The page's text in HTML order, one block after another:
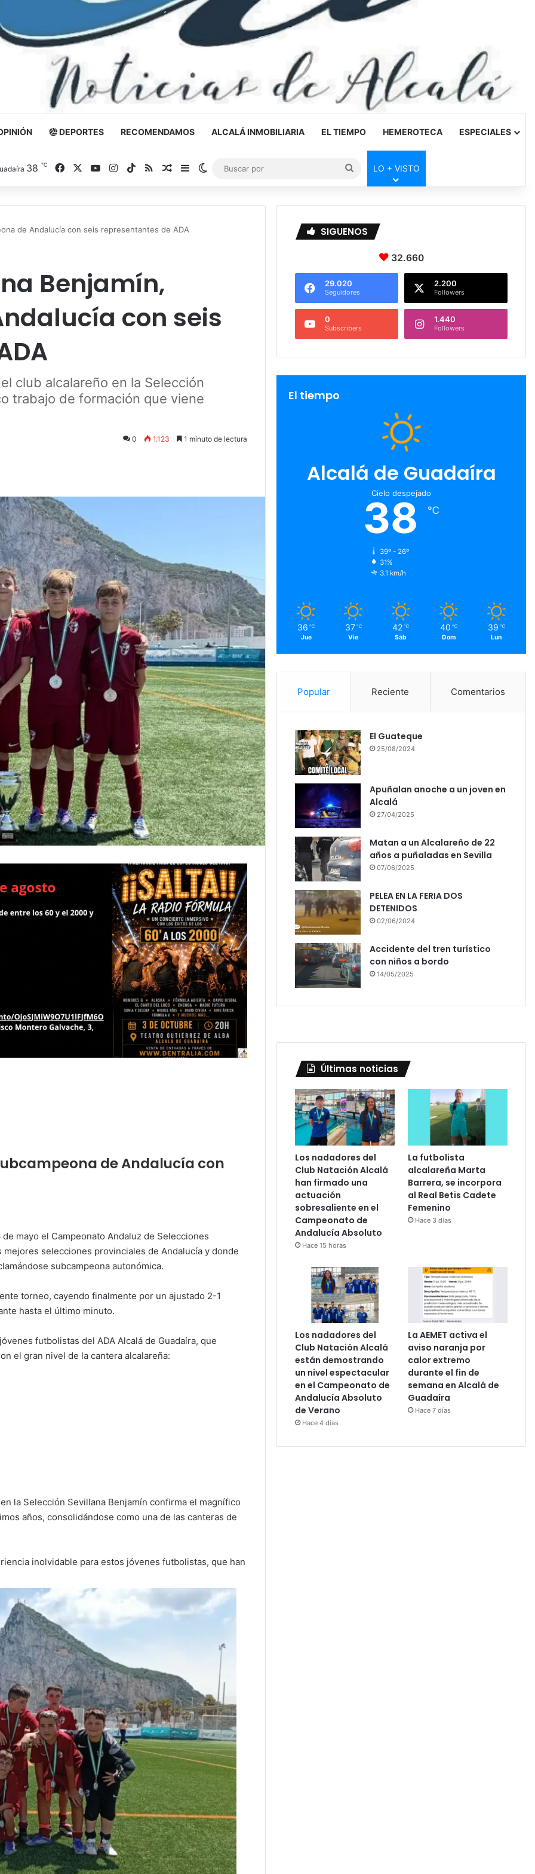
DEPORTES RECOMENDAMOS ALCALÁ INMOBILIARIA EL TIEMPO HEMEROTECA ESPECIALES
38 ℃ FacebookYouTubeInstagram
TikTokRSSNoticia al azar
Barra lateral
Switch skin
Buscar
por
LO + VISTO
de Andalucía con seis representantes de ADA
Benjamín,
con seis
club alcalareño en la Selección
trabajo de formación que viene
0 1.123 1 minuto de lectura
de Andalucía con
mayo el Campeonato Andaluz de Selecciones
selecciones provinciales de Andalucía y donde
subcampeona autonómica.
torneo, cayendo finalmente por un ajustado 2-1
hasta el último minuto.
futbolistas del ADA Alcalá de Guadaíra, que
el gran nivel de la cantera alcalareña:
la Selección Sevillana Benjamín confirma el magnífico
años, consolidándose como una de las canteras de
inolvidable para estos jóvenes futbolistas, que han
SIGUENOS
32.660
29.020
Seguidores
2.200
Followers
0
Subscribers
1.440
Followers
El tiempo
Alcalá de Guadaíra
Cielo despejado
38 ℃
39º - 26º
31%
3.1 km/h
36 ℃
Jue
37 ℃
Vie
42 ℃
Sáb
40 ℃
Dom
39 ℃
Lun
Popular Reciente Comentarios
El Guateque
25/08/2024
Apuñalan anoche a un joven en
Alcalá
27/04/2025
Matan a un Alcalareño de 22
años a puñaladas en Sevilla
07/06/2025
PELEA EN LA FERIA DOS
DETENIDOS
02/06/2024
Accidente del tren turístico
con niños a bordo
14/05/2025
Últimas noticias
Los nadadores del
Club Natación Alcalá
han firmado una
actuación
sobresaliente en el
Campeonato de
Andalucía Absoluto
Hace 15 horas
La futbolista
alcalareña Marta
Barrera, se incorpora
al Real Betis Cadete
Femenino
Hace 3 días
Los nadadores del
Club Natación Alcalá
están demostrando
un nivel espectacular
en el Campeonato de
Andalucía Absoluto
de Verano
Hace 4 días
La AEMET activa el
aviso naranja por
calor extremo
durante el fin de
semana en Alcalá de
Guadaíra
Hace 7 días